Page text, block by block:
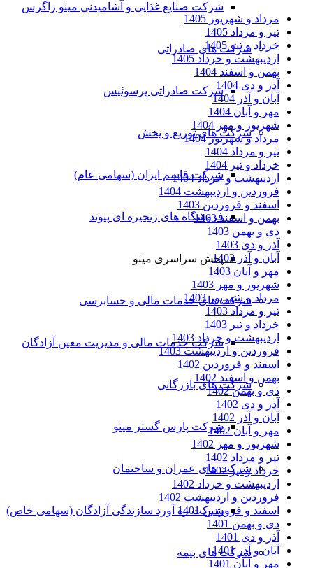
شرکت صنایع غذایی و آشامیدنی مینو زاگرس
شرکت های صادراتی
شرکت صادراتی پرسوئیس
شرکت های توزیع و پخش
شرکت قاسم ایران (سهامی عام)
فروشگاه های زنجیره ای پیوند
پخش سراسری مینو
شرکت های خدمات مالی و حسابرسی
شرکت خدمات مالی و مدیریت معین آزادگان
شرکت های بازرگانی
شرکت پارس گستر مینو
شرکت های عمران و ساختمان
شرکت ره آورد سازندگی آزادگان (سهامی خاص)
شرکت های بیمه
مرداد و شهریور 1405
تیر و مرداد 1405
خرداد و تیر 1405
اردیبهشت و خرداد 1405
بهمن و اسفند 1404
آذر و دی 1404
آبان و آذر 1404
مهر و آبان 1404
شهریور و مهر 1404
مرداد و شهریور 1404
تیر و مرداد 1404
خرداد و تیر 1404
اردیبهشت و خرداد 1404
فروردین و اردیبهشت 1404
اسفند و فروردین 1403
بهمن و اسفند 1403
دی و بهمن 1403
آذر و دی 1403
آبان و آذر 1403
مهر و آبان 1403
شهریور و مهر 1403
مرداد و شهریور 1403
تیر و مرداد 1403
خرداد و تیر 1403
اردیبهشت و خرداد 1403
فروردین و اردیبهشت 1403
اسفند و فروردین 1402
بهمن و اسفند 1402
دی و بهمن 1402
آذر و دی 1402
آبان و آذر 1402
مهر و آبان 1402
شهریور و مهر 1402
تیر و مرداد 1402
خرداد و تیر 1402
اردیبهشت و خرداد 1402
فروردین و اردیبهشت 1402
اسفند و فروردین 1401
دی و بهمن 1401
آذر و دی 1401
آبان و آذر 1401
مهر و آبان 1401